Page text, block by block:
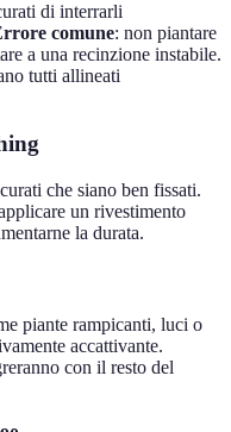
di interrarli
comune: non piantare
a una recinzione instabile.
tutti allineati
che siano ben fissati.
un rivestimento
la durata.
piante rampicanti, luci o
accattivante.
con il resto del